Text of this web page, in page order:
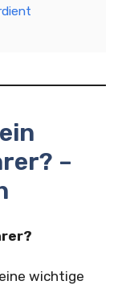
–
wichtige